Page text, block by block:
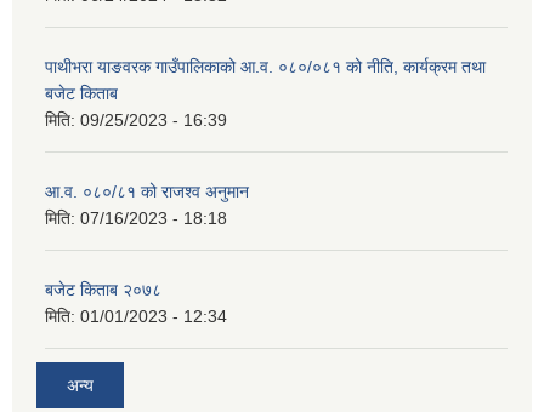
पाथीभरा याङवरक गाउँपालिकाको आ.व. ०८०/०८१ को नीति, कार्यक्रम तथा
बजेट किताब
मिति: 09/25/2023 - 16:39
आ.व. ०८०/८१ को राजश्व अनुमान
मिति: 07/16/2023 - 18:18
बजेट किताब २०७८
मिति: 01/01/2023 - 12:34
अन्य